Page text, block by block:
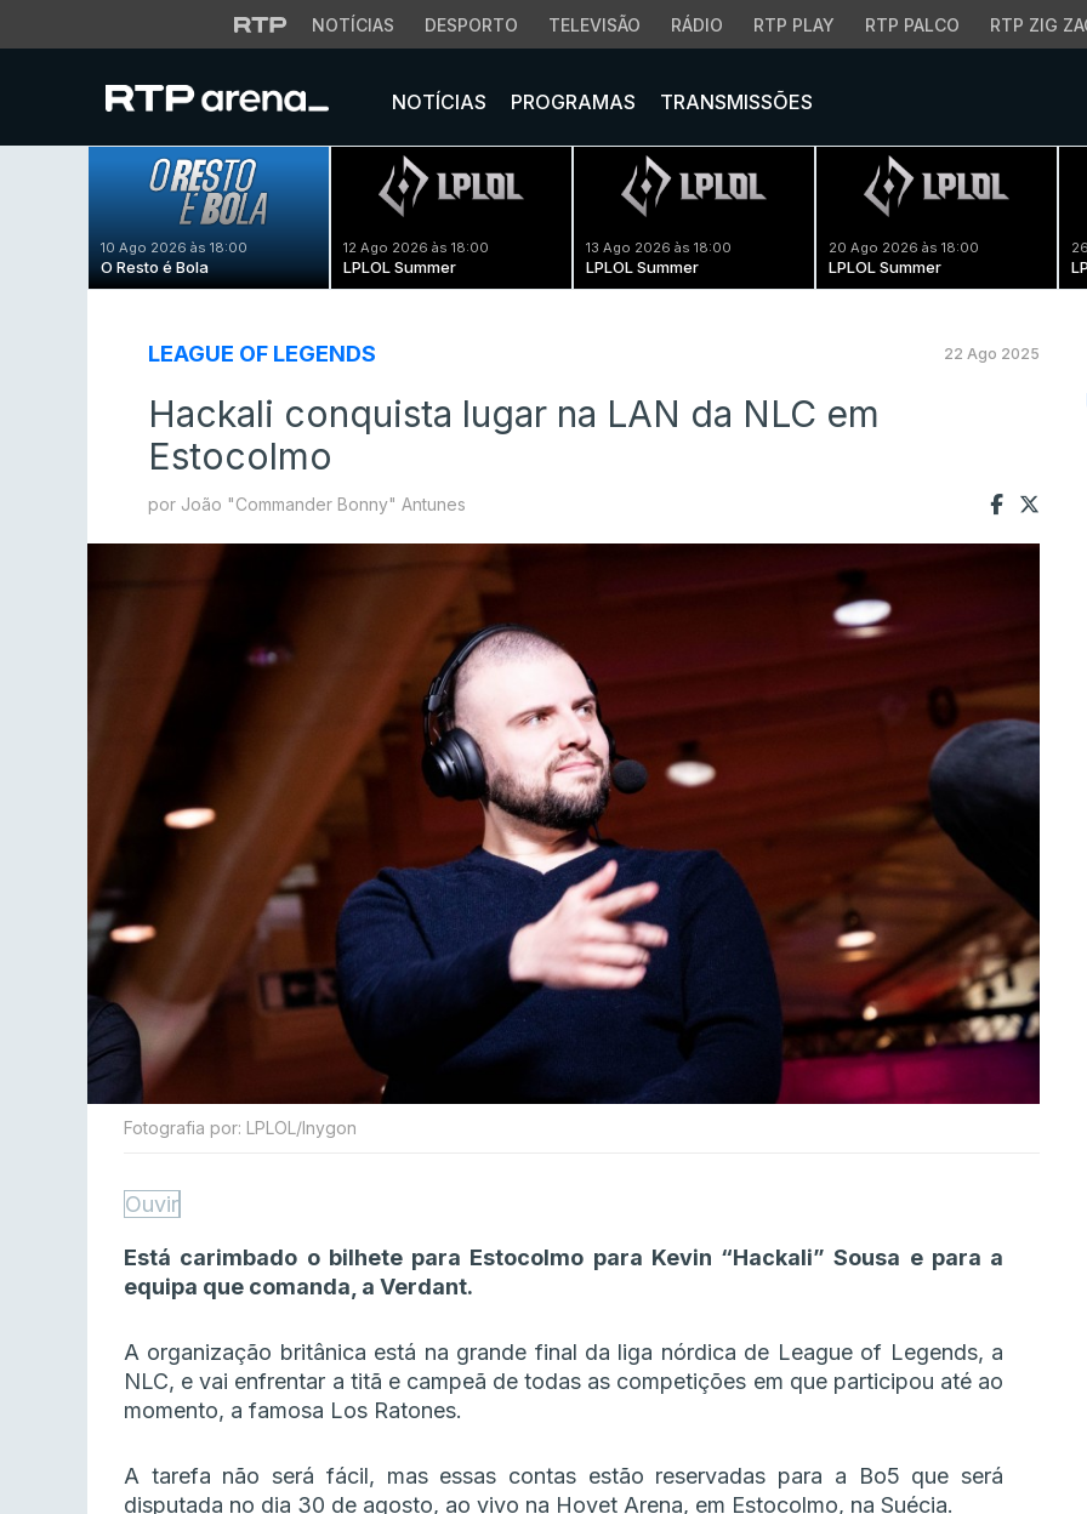
NOTÍCIAS DESPORTO TELEVISÃO RÁDIO RTP PLAY RTP PALCO RTP ZIG
NOTÍCIAS PROGRAMAS TRANSMISSÕES
10 Ago 2026 às 18:00
O Resto é Bola
12 Ago 2026 às 18:00
LPLOL Summer
13 Ago 2026 às 18:00
LPLOL Summer
20 Ago 2026 às 18:00
LPLOL Summer
LEAGUE OF LEGENDS 22 Ago 2025
Hackali conquista lugar na LAN da NLC em
Estocolmo
por João "Commander Bonny" Antunes
Fotografia por: LPLOL/Inygon
Ouvir
Está carimbado o bilhete para Estocolmo para Kevin “Hackali” Sousa e para a
equipa que comanda, a Verdant.
A organização britânica está na grande final da liga nórdica de League of Legends, a
NLC, e vai enfrentar a titã e campeã de todas as competições em que participou até ao
momento, a famosa Los Ratones.
A tarefa não será fácil, mas essas contas estão reservadas para a Bo5 que será
disputada no dia 30 de agosto, ao vivo na Hovet Arena, em Estocolmo, na Suécia.